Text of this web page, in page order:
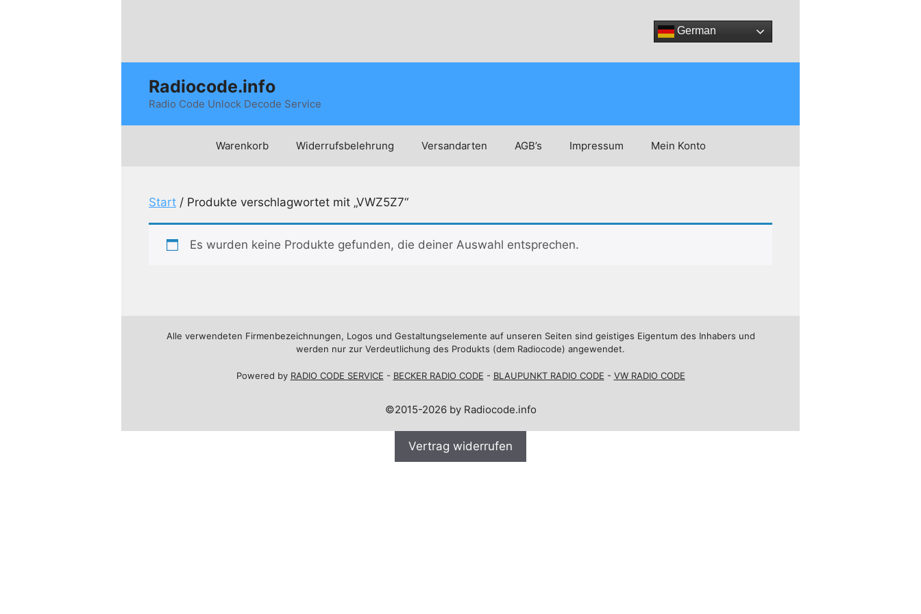
German
Radiocode.info
Radio Code Unlock Decode Service
Warenkorb Widerrufsbelehrung Versandarten AGB’s Impressum Mein Konto
Start / Produkte verschlagwortet mit „VWZ5Z7“
Es wurden keine Produkte gefunden, die deiner Auswahl entsprechen.
Alle verwendeten Firmenbezeichnungen, Logos und Gestaltungselemente auf unseren Seiten sind geistiges Eigentum des Inhabers und
werden nur zur Verdeutlichung des Produkts (dem Radiocode) angewendet.
Powered by RADIO CODE SERVICE - BECKER RADIO CODE - BLAUPUNKT RADIO CODE - VW RADIO CODE
©2015-2026 by Radiocode.info
Vertrag widerrufen